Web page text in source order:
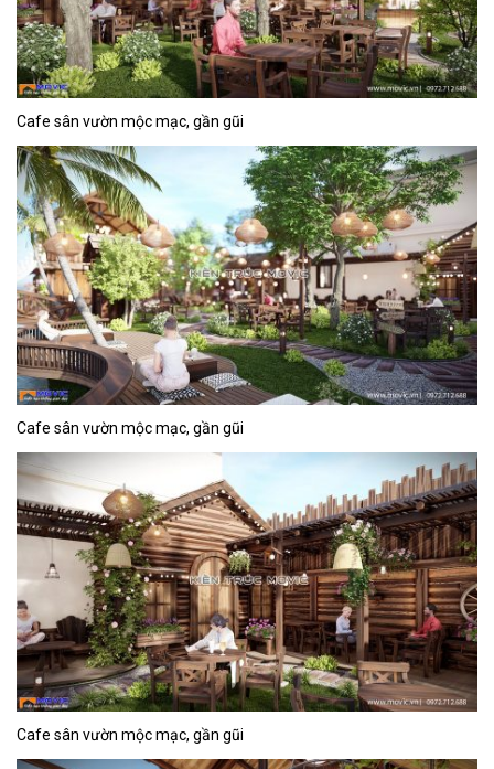
Cafe sân vườn mộc mạc, gần gũi
Cafe sân vườn mộc mạc, gần gũi
Cafe sân vườn mộc mạc, gần gũi